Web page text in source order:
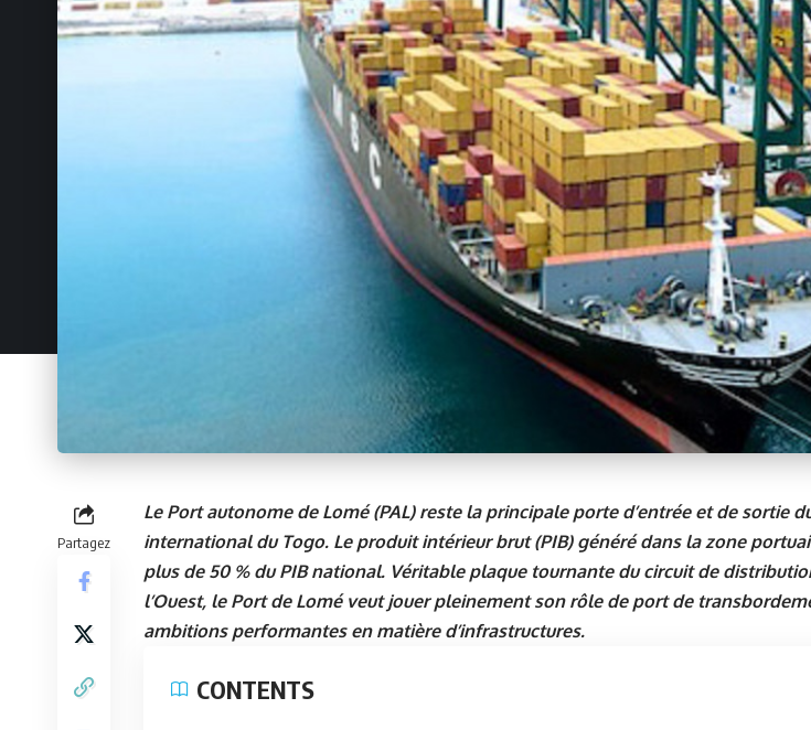
Partagez
Le Port autonome de Lomé (PAL) reste la principale porte d’entrée et de sortie
international du Togo. Le produit intérieur brut (PIB) généré dans la zone
plus de 50 % du PIB national. Véritable plaque tournante du circuit de
l’Ouest, le Port de Lomé veut jouer pleinement son rôle de port de
ambitions performantes en matière d’infrastructures.
CONTENTS